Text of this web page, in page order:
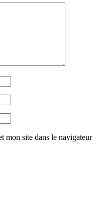
mon site dans le navigateur